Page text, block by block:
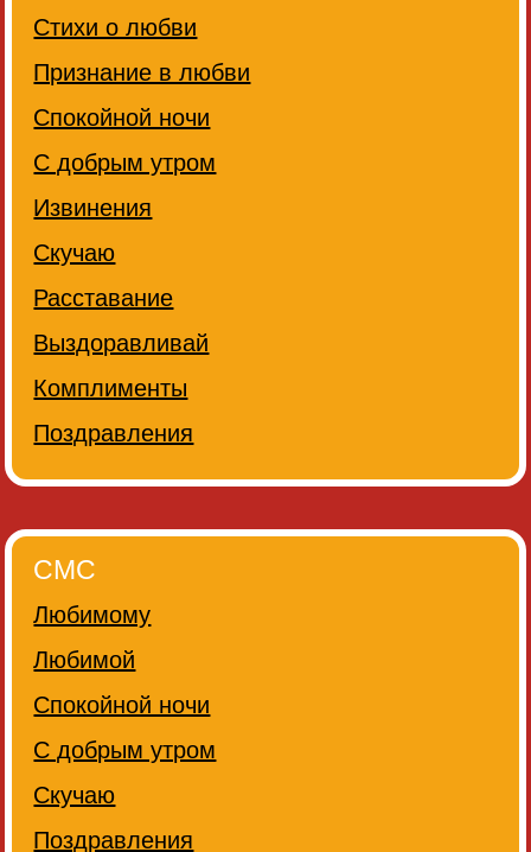
Стихи о любви
Признание в любви
Спокойной ночи
С добрым утром
Извинения
Скучаю
Расставание
Выздоравливай
Комплименты
Поздравления
СМС
Любимому
Любимой
Спокойной ночи
С добрым утром
Скучаю
Поздравления